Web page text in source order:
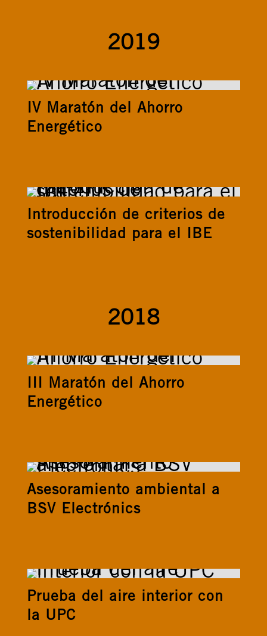
2019
IV Maratón del Ahorro
Energético
Introducción de criterios de
sostenibilidad para el IBE
2018
III Maratón del Ahorro
Energético
Asesoramiento ambiental a
BSV Electrónics
Prueba del aire interior con
la UPC